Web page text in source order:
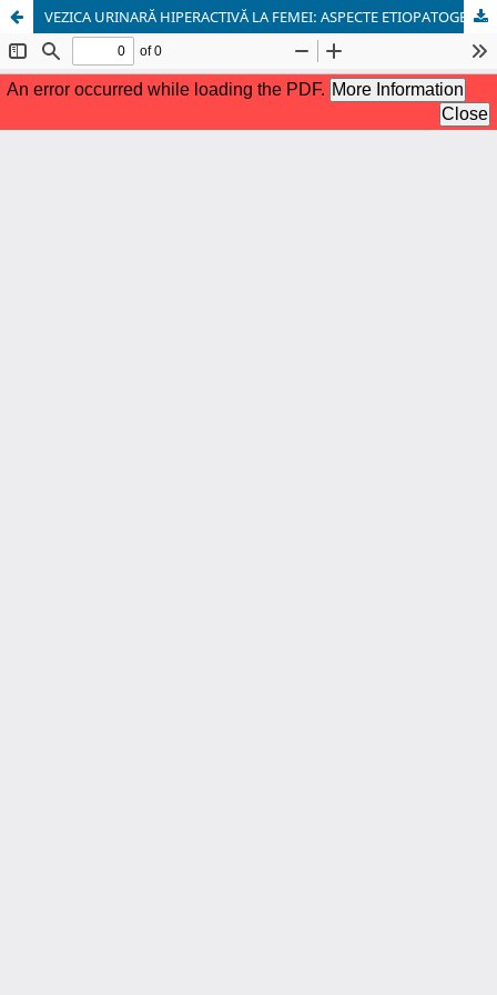
VEZICA URINARĂ HIPERACTIVĂ LA FEMEI: ASPECTE ETIOPATOGENE ȘI CLINICE